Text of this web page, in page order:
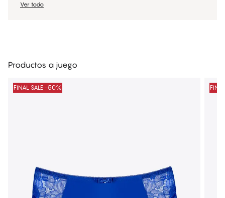
Ver todo
Productos a juego
FINAL SALE -50%